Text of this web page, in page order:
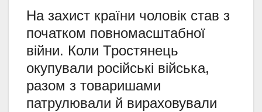
На захист країни чоловік став з
початком повномасштабної
війни. Коли Тростянець
окупували російські війська,
разом з товаришами
патрулювали й вираховували